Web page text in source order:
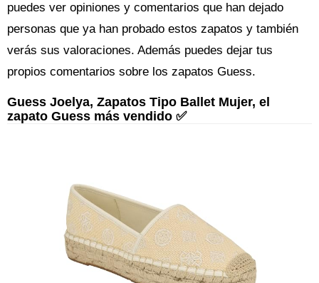
puedes ver opiniones y comentarios que han dejado
personas que ya han probado estos zapatos y también
verás sus valoraciones. Además puedes dejar tus
propios comentarios sobre los zapatos Guess.
Guess Joelya, Zapatos Tipo Ballet Mujer, el
zapato Guess más vendido ✅